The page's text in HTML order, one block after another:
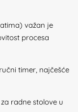
važan je
procesa
timer, najčešće
radne stolove u